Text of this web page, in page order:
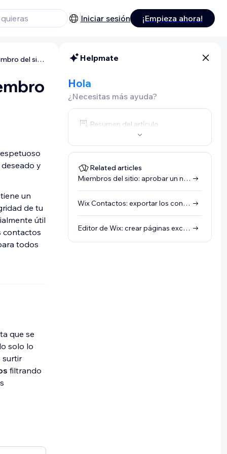
Iniciar sesión ¡Empieza ahora!
Miembros del sitio: bloquear a un miembro del sitio
y
un
de tu
útil
contactos
todos
que se
solo lo
surtir
filtrando
Helpmate
Hola
¿Necesitas más ayuda?
Resumen del artículo
Related articles
Miembros del sitio: aprobar un nuevo miembro
Wix Contactos: exportar los contactos
Editor de Wix: crear páginas exclusivas para miembros